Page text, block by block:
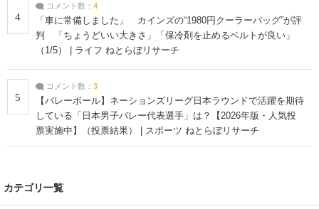
4
コメント数： 4
「車に常備しました」 カインズの“1980円クーラーバッグ”が評
判 「ちょうどいい大きさ」「保冷剤を止めるベルトが良い」
（1/5） | ライフ ねとらぼリサーチ
5
コメント数： 3
【バレーボール】ネーションズリーグ日本ラウンドで活躍を期待
している「日本男子バレー代表選手」は？【2026年版・人気投
票実施中】（投票結果） | スポーツ ねとらぼリサーチ
カテゴリ一覧